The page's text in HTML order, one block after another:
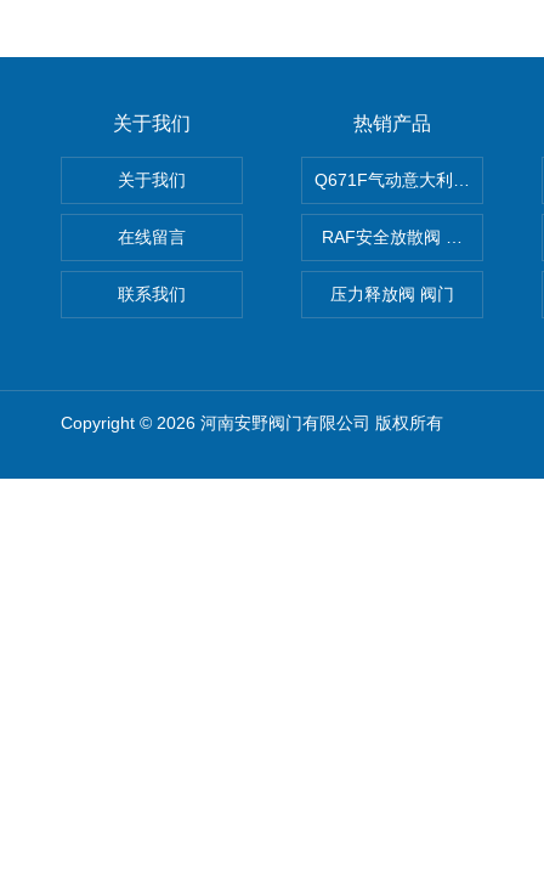
关于我们
关于我们
在线留言
联系我们
热销产品
Q671F气动意大利式薄型球阀
RAF安全放散阀 阀生产
压力释放阀 阀门
Copyright © 2026 河南安野阀门有限公司 版权所有